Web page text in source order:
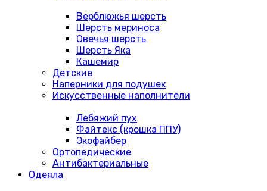
Верблюжья шерсть
Шерсть мериноса
Овечья шерсть
Шерсть Яка
Кашемир
Детские
Наперники для подушек
Искусственные наполнители
Лебяжий пух
Файтекс (крошка ППУ)
Экофайбер
Ортопедические
Антибактериальные
Одеяла